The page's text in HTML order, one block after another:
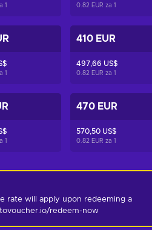
1 0.82 EUR za1
1
410 EUR
497,66 US$
0.82 EUR za1
1
470 EUR
570,50 US$
0.82 EUR za1
rate will apply upon redeeming a
redeem-now